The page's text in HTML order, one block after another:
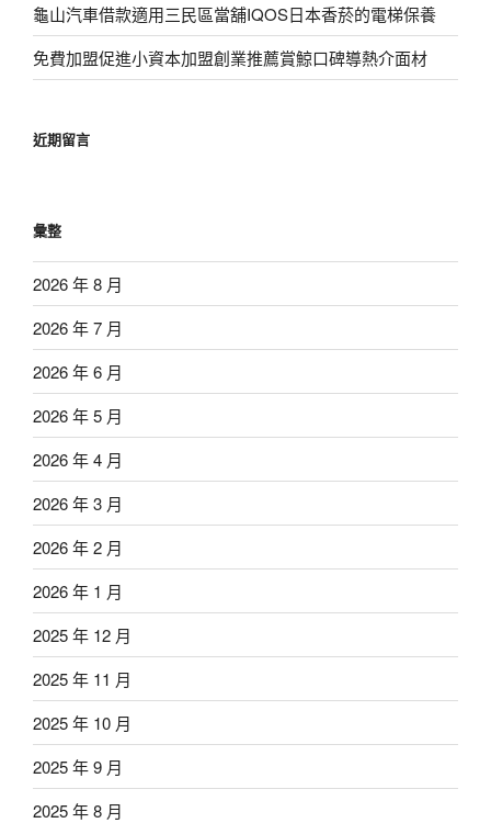
龜山汽車借款適用三民區當舖IQOS日本香菸的電梯保養
免費加盟促進小資本加盟創業推薦賞鯨口碑導熱介面材
近期留言
彙整
2026 年 8 月
2026 年 7 月
2026 年 6 月
2026 年 5 月
2026 年 4 月
2026 年 3 月
2026 年 2 月
2026 年 1 月
2025 年 12 月
2025 年 11 月
2025 年 10 月
2025 年 9 月
2025 年 8 月